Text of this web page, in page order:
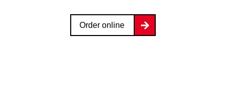
Order online